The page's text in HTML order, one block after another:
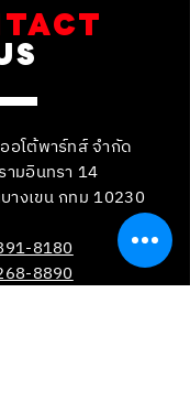
อโต้พาร์ทส์ จำกัด
มอินทรา 14
างเขน กทม 10230
8180
8890